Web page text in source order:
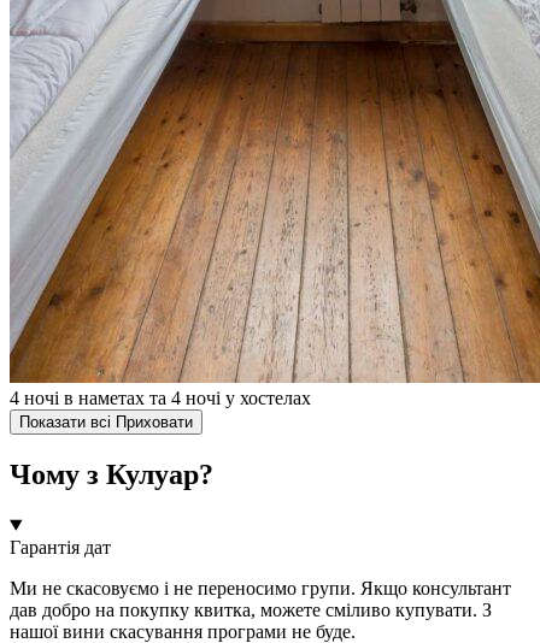
4 ночі в наметах та 4 ночі у хостелах
Показати всі Приховати
Чому з Кулуар?
Гарантія дат
Ми не скасовуємо і не переносимо групи. Якщо консультант
дав добро на покупку квитка, можете сміливо купувати. З
нашої вини скасування програми не буде.